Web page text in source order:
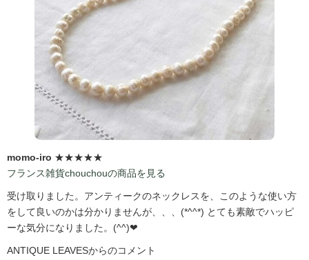
momo-iro ★★★★★
フランス雑貨chouchouの商品を見る
受け取りました。アンティークのネックレスを、このような使い方
をして良いのかは分かりませんが、、、(*^^*) とても素敵でハッピ
ーな気分になりました。(^^)❤
ANTIQUE LEAVESからのコメント